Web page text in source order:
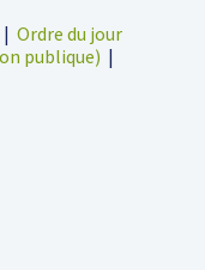
| Ordre du jour
publique) |